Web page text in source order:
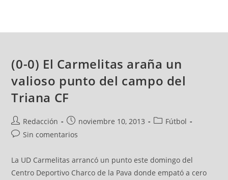
(0-0) El Carmelitas araña un
valioso punto del campo del
Triana CF
Redacción noviembre 10, 2013
Fútbol
Sin comentarios
La UD Carmelitas arrancó un punto este domingo del
Centro Deportivo Charco de la Pava donde empató a cero